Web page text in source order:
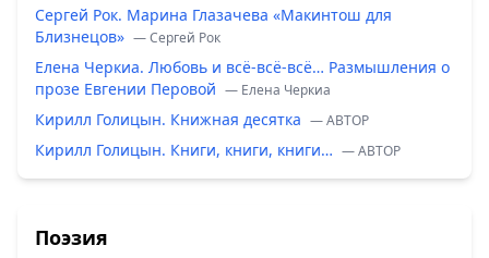
Сергей Рок. Марина Глазачева «Макинтош для
Близнецов» — Сергей Рок
Елена Черкиа. Любовь и всё-всё-всё… Размышления о
прозе Евгении Перовой — Елена Черкиа
Кирилл Голицын. Книжная десятка — ABTOP
Кирилл Голицын. Книги, книги, книги… — ABTOP
Поэзия